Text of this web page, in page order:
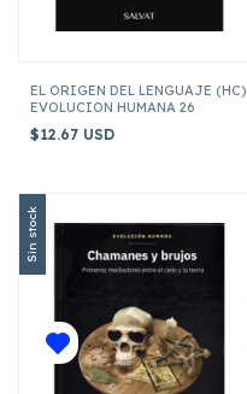
EL ORIGEN DEL LENGUAJE (HC)
EVOLUCION HUMANA 26
$12.67 USD
Sin stock